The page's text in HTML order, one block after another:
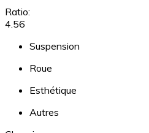
Ratio:
4.56
Suspension
Roue
Esthétique
Autres